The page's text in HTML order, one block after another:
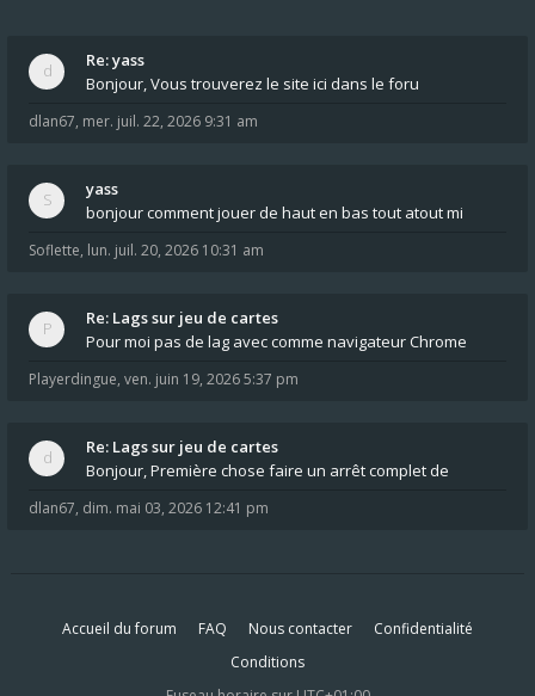
Re: yass
Bonjour, Vous trouverez le site ici dans le foru
dlan67, mer. juil. 22, 2026 9:31 am
yass
bonjour comment jouer de haut en bas tout atout mi
Soflette, lun. juil. 20, 2026 10:31 am
Re: Lags sur jeu de cartes
Pour moi pas de lag avec comme navigateur Chrome
Playerdingue, ven. juin 19, 2026 5:37 pm
Re: Lags sur jeu de cartes
Bonjour, Première chose faire un arrêt complet de
dlan67, dim. mai 03, 2026 12:41 pm
Accueil du forum FAQ Nous contacter
Confidentialité
Conditions